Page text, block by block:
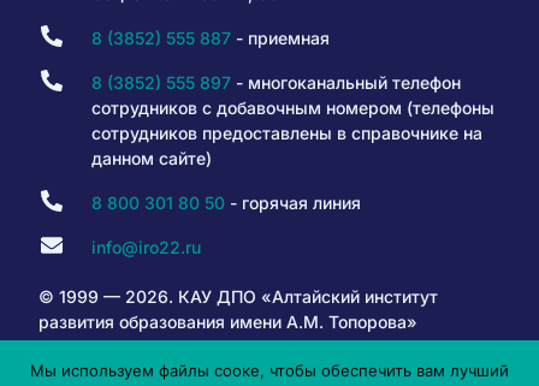
8 (3852) 555 887- приемная
8 (3852) 555 897- многоканальный телефон
сотрудников с добавочным номером (телефоны
сотрудников предоставлены в справочнике на
данном сайте)
8 800 301 80 50- горячая линия
info@iro22.ru
© 1999 — 2026. КАУ ДПО «Алтайский институт
развития образования имени А.М. Топорова»
Мы используем файлы сооке, чтобы обеспечить вам лучший